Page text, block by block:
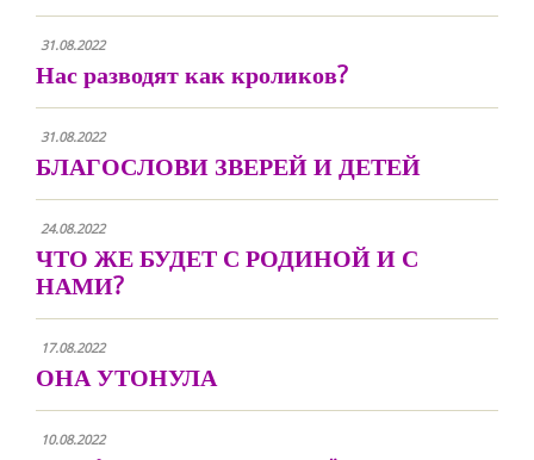
31.08.2022
Нас разводят как кроликов?
31.08.2022
БЛАГОСЛОВИ ЗВЕРЕЙ И ДЕТЕЙ
24.08.2022
ЧТО ЖЕ БУДЕТ С РОДИНОЙ И С
НАМИ?
17.08.2022
ОНА УТОНУЛА
10.08.2022